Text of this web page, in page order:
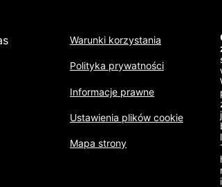
Warunki korzystania
Polityka prywatności
Informacje prawne
Ustawienia plików cookie
Mapa strony